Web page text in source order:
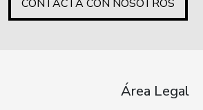
CONTACTA CON NOSOTROS
Área Legal